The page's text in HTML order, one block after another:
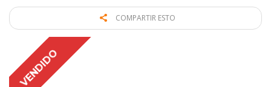
COMPARTIR ESTO
VENDIDO